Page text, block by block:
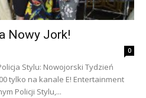
Nowy Jork!
0
Stylu: Nowojorski Tydzień
tylko na kanale E! Entertainment
Policji Stylu,...